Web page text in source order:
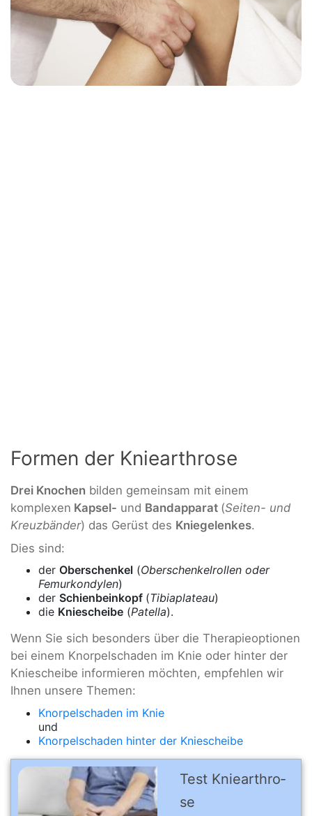
Formen der Kniearthrose
Drei Knochen bilden gemeinsam mit einem
komplexen Kapsel- und Bandapparat (Seiten- und
Kreuzbänder) das Gerüst des Kniegelenkes.
Dies sind:
der Oberschenkel (Oberschenkelrollen oder
Femurkondylen)
der Schienbeinkopf (Tibiaplateau)
die Kniescheibe (Patella).
Wenn Sie sich besonders über die Therapieoptionen
bei einem Knorpelschaden im Knie oder hinter der
Kniescheibe informieren möchten, empfehlen wir
Ihnen unsere Themen:
Knorpelschaden im Knie
und
Knorpelschaden hinter der Kniescheibe
Test Knie­arthro­
se